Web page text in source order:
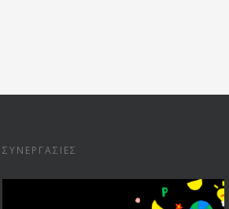
ΣΥΝΕΡΓΑΣΊΕΣ